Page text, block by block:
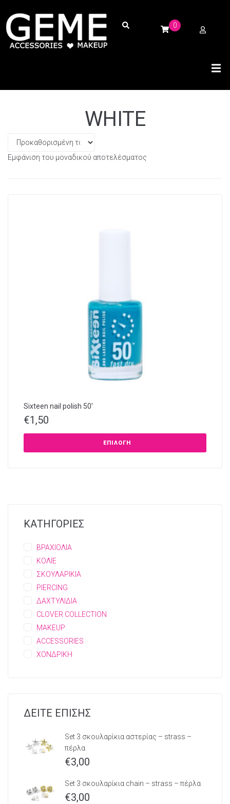
0
WHITE
Εμφάνιση του μοναδικού αποτελέσματος
Sixteen nail polish 50′
€1,50
ΕΠΙΛΟΓΉ
ΚΑΤΗΓΟΡΙΕΣ
ΒΡΑΧΙΟΛΙΑ
ΚΟΛΙΕ
ΣΚΟΥΛΑΡΙΚΙΑ
PIERCING
ΔΑΧΤΥΛΙΔΙΑ
CLOVER COLLECTION
MAKEUP
ACCESSORIES
ΧΟΝΔΡΙΚΗ
ΔΕΙΤΕ ΕΠΙΣΗΣ
Set 3 σκουλαρίκια αστερίας – strass –
πέρλα
€3,00
Set 3 σκουλαρίκια chain – strass – πέρλα
€3,00